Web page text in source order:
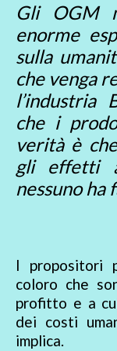
Gli OGM
enorme
sulla
che venga
l’industria
che i
verità è
gli effetti
nessuno ha
I propositori
coloro che
profitto e a
dei costi
implica.